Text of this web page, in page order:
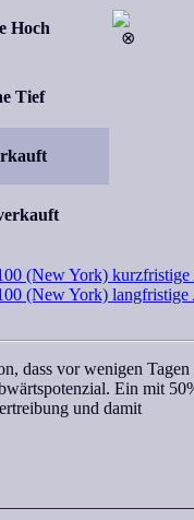
Hoch
Tief
(New York) kurzfristige
(New York) langfristige
dass vor wenigen Tagen
Ein mit
und damit